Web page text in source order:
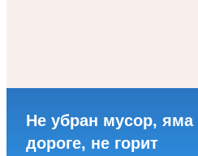
Не убран мусор, яма
дороге, не горит